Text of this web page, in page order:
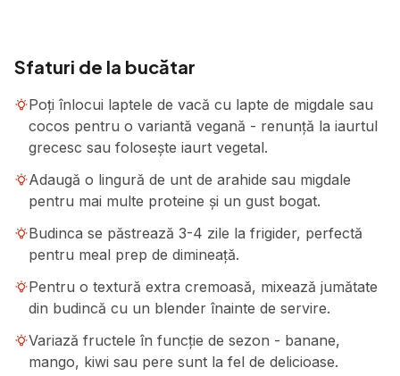
Sfaturi de la bucătar
Poți înlocui laptele de vacă cu lapte de migdale sau
cocos pentru o variantă vegană - renunță la iaurtul
grecesc sau folosește iaurt vegetal.
Adaugă o lingură de unt de arahide sau migdale
pentru mai multe proteine și un gust bogat.
Budinca se păstrează 3-4 zile la frigider, perfectă
pentru meal prep de dimineață.
Pentru o textură extra cremoasă, mixează jumătate
din budincă cu un blender înainte de servire.
Variază fructele în funcție de sezon - banane,
mango, kiwi sau pere sunt la fel de delicioase.